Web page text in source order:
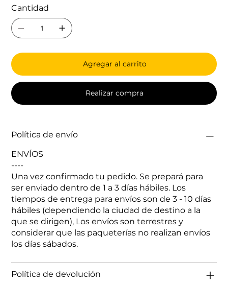
Cantidad
Agregar al carrito
Realizar compra
Política de envío
ENVÍOS
----
Una vez confirmado tu pedido. Se prepará para
ser enviado dentro de 1 a 3 días hábiles. Los
tiempos de entrega para envíos son de 3 - 10 días
hábiles (dependiendo la ciudad de destino a la
que se dirigen), Los envíos son terrestres y
considerar que las paqueterías no realizan envíos
los días sábados.
Política de devolución